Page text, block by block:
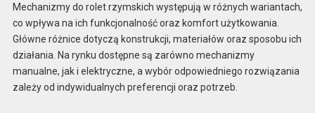
Mechanizmy do rolet rzymskich występują w różnych wariantach,
co wpływa na ich funkcjonalność oraz komfort użytkowania.
Główne różnice dotyczą konstrukcji, materiałów oraz sposobu ich
działania. Na rynku dostępne są zarówno mechanizmy
manualne, jak i elektryczne, a wybór odpowiedniego rozwiązania
zależy od indywidualnych preferencji oraz potrzeb.